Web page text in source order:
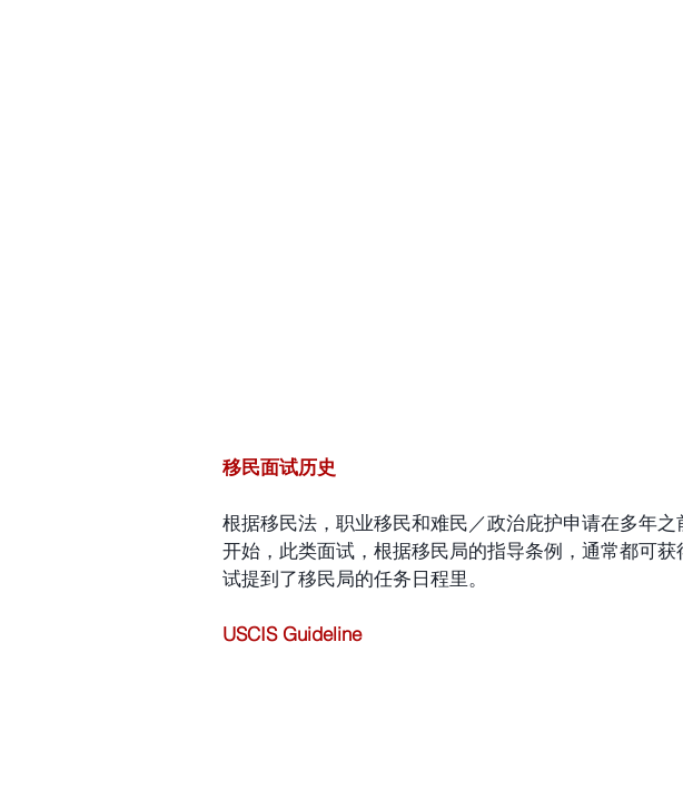
移民面试历史
根据移民法，职业移民和难民／政治庇护申请在多年
开始，此类面试，根据移民局的指导条例，通常都可
试提到了移民局的任务日程里。
USCIS Guideline